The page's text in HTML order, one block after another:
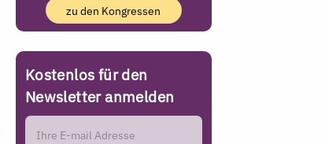
zu den Kongressen
Kostenlos für den
Newsletter anmelden